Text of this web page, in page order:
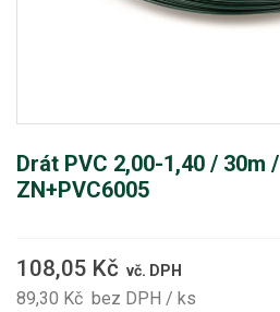
Drát PVC 2,00-1,40 / 30m /
ZN+PVC6005
108,05 Kč vč. DPH
89,30 Kč bez DPH / ks